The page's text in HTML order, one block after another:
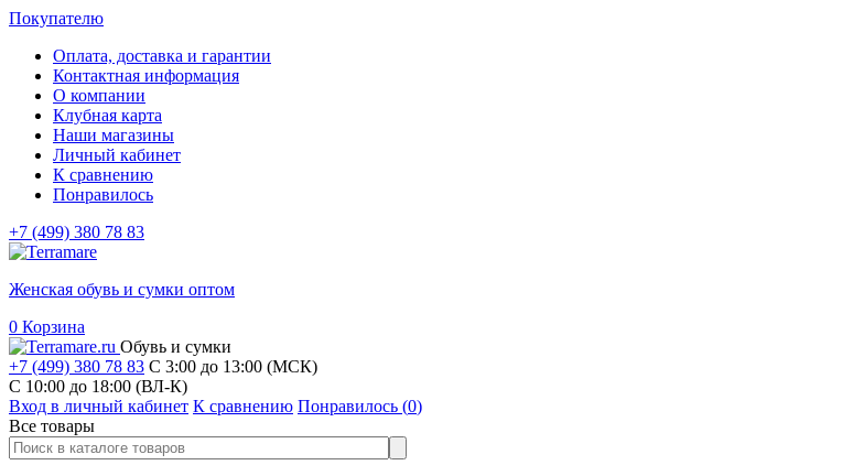
Покупателю
Оплата, доставка и гарантии
Контактная информация
О компании
Клубная карта
Наши магазины
Личный кабинет
К сравнению
Понравилось
+7 (499) 380 78 83
Женская обувь и сумки оптом
0 Корзина
Обувь и сумки
+7 (499) 380 78 83 С 3:00 до 13:00 (МСК)
C 10:00 до 18:00 (ВЛ-К)
Вход в личный кабинет К сравнению Понравилось (0)
Все товары